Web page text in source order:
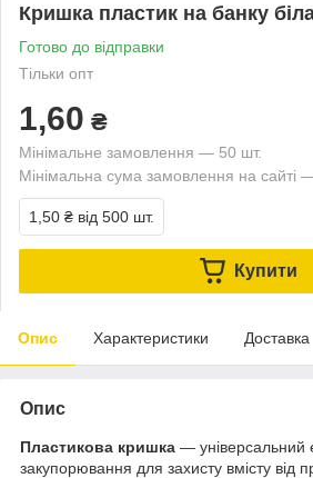
Кришка пластик на банку
Готово до відправки
Тільки опт
1,60 ₴
Мінімальне замовлення — 50 шт.
Мінімальна сума замовлення на сайті
1,50 ₴ від 500 шт.
Купити
Опис Характеристики Доставка
Опис
Пластикова кришка — універсальний
закупорювання для захисту вмісту від